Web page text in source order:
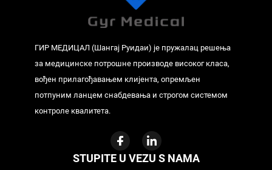
ГИР МЕДИЦАЛ (Шангај Руидаи) је пружалац решења
за медицинске потрошне производе високог класа,
вођен прилагођавањем клијента, опремљен
потпуним ланцем снабдевања и строгом системом
контроле квалитета.
STUPITE U VEZU S NAMA